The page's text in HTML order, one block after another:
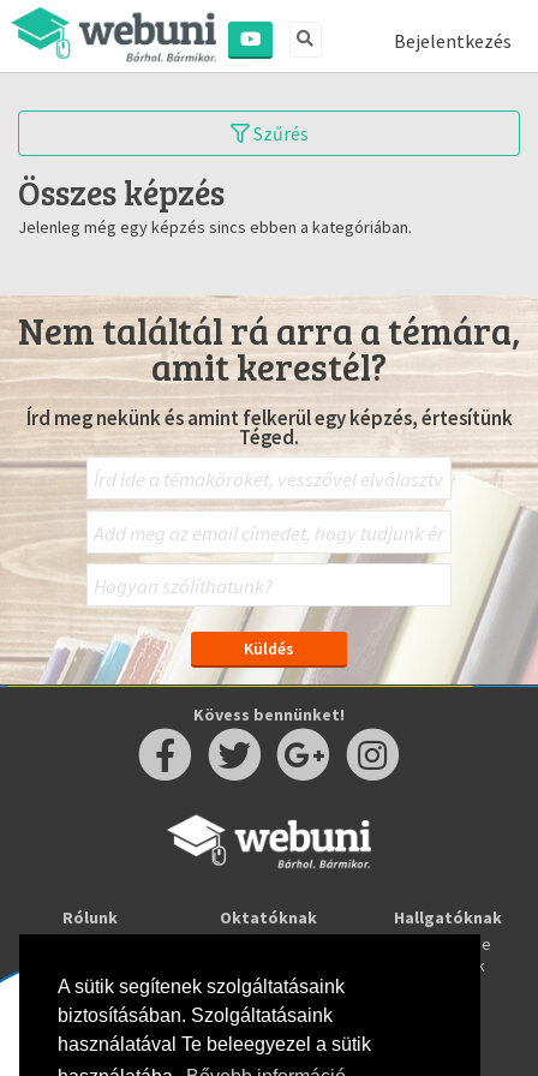
A sütik segítenek szolgáltatásaink
biztosításában. Szolgáltatásaink
használatával Te beleegyezel a sütik
Bejelentkezés
Szűrés
Összes képzés
Jelenleg még egy képzés sincs ebben a kategóriában.
Nem találtál rá arra a témára,
amit kerestél?
Írd meg nekünk és amint felkerül egy képzés, értesítünk
Téged.
Kövess bennünket!
Rólunk
Oktatóknak
Webuni Stúdió
Hallgatóknak
Tanulj online
Képzések
Info
Adatkezelési tájékoztató
ÁSZF